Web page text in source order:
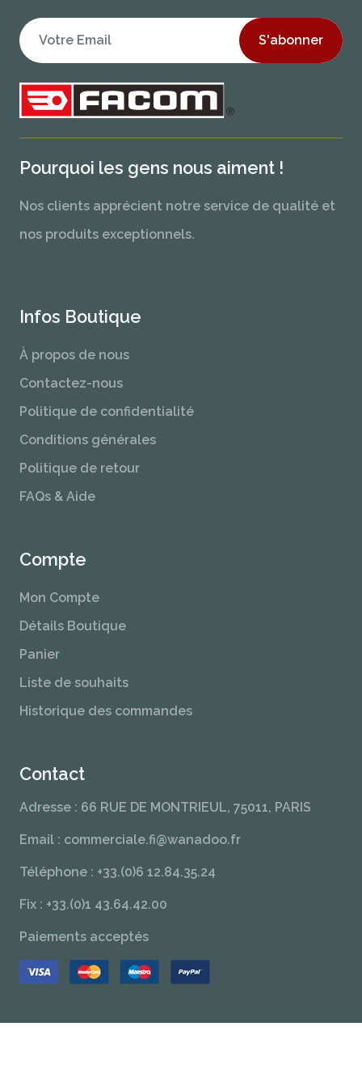
S'abonner
Pourquoi les gens nous aiment !
Nos clients apprécient notre service de qualité et
nos produits exceptionnels.
Infos Boutique
À propos de nous
Contactez-nous
Politique de confidentialité
Conditions générales
Politique de retour
FAQs & Aide
Compte
Mon Compte
Détails Boutique
Panier
Liste de souhaits
Historique des commandes
Contact
Adresse : 66 RUE DE MONTRIEUL, 75011, PARIS
Email : commerciale.fi@wanadoo.fr
Téléphone : +33.(0)6 12.84.35.24
Fix : +33.(0)1 43.64.42.00
Paiements acceptés